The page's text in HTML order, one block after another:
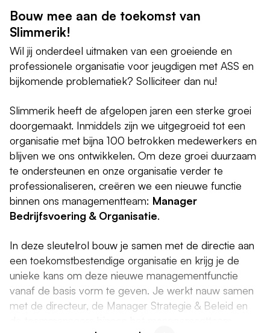
Bouw mee aan de toekomst van
Slimmerik!
Wil jij onderdeel uitmaken van een groeiende en
professionele organisatie voor jeugdigen met ASS en
bijkomende problematiek? Solliciteer dan nu!
Slimmerik heeft de afgelopen jaren een sterke groei
doorgemaakt. Inmiddels zijn we uitgegroeid tot een
organisatie met bijna 100 betrokken medewerkers en
blijven we ons ontwikkelen. Om deze groei duurzaam
te ondersteunen en onze organisatie verder te
professionaliseren, creëren we een nieuwe functie
binnen ons managementteam: Manager
Bedrijfsvoering & Organisatie.
In deze sleutelrol bouw je samen met de directie aan
een toekomstbestendige organisatie en krijg je de
unieke kans om deze nieuwe managementfunctie
vanaf de basis vorm te geven. Je werkt nauw samen
met de directeur, de Manager Strategie & Beleid en